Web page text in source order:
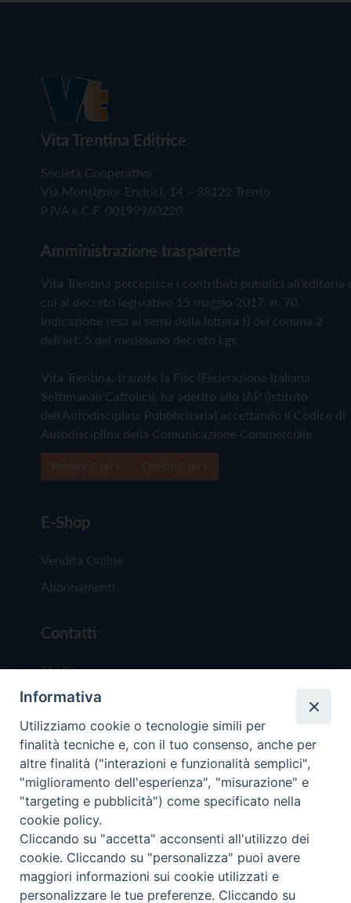
Vita Trentina Editrice
Società Cooperativa
Via Monsignor Endrici, 14 – 38122 Trento
P.IVA e C.F. 00199960220
Amministrazione trasparente
Vita Trentina percepisce i contributi pubblici all'editoria
cui al decreto legislativo 15 maggio 2017, n. 70.
Indicazione resa ai sensi della lettera f) del comma 2
dell'art. 5 del medesimo decreto Lgs.
Vita Trentina, tramite la Fisc (Federazione Italiana
Settimanali Cattolici), ha aderito allo IAP (Istituto
dell'Autodisciplina Pubblicitaria) accettando il Codice di
Autodisciplina della Comunicazione Commerciale
E-Shop
Vendita Online
Abbonamenti
Contatti
Chi Siamo
Redazione
Scrivici
Copyright © 2019 - Tutti i diritti riservati - Vita
Trentina Editrice
Privacy Policy
Informativa
Utilizziamo cookie o tecnologie simili per
finalità tecniche e, con il tuo consenso, anche per
altre finalità ("interazioni e funzionalità semplici",
"miglioramento dell'esperienza", "misurazione" e
"targeting e pubblicità") come specificato nella
cookie policy.
Cliccando su "accetta" acconsenti all'utilizzo dei
cookie. Cliccando su "personalizza" puoi avere
maggiori informazioni sui cookie utilizzati e
personalizzare le tue preferenze. Cliccando su